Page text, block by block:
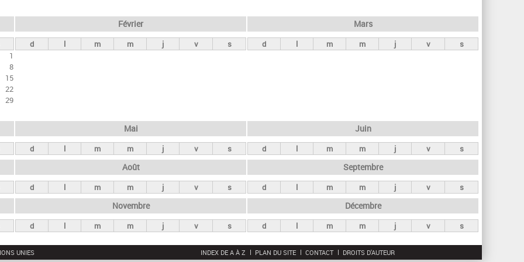
r
c
1
8
15
22
29
Février
d l m m j v s
Mars
d l m m j v s
Mai
d l m m j v s
Juin
d l m m j v s
Août
d l m m j v s
Septembre
d l m m j v s
Novembre
d l m m j v s
Décembre
d l m m j v s
UNIES INDEX DE A À Z PLAN DU SITE CONTACT DROITS D'AUTEUR